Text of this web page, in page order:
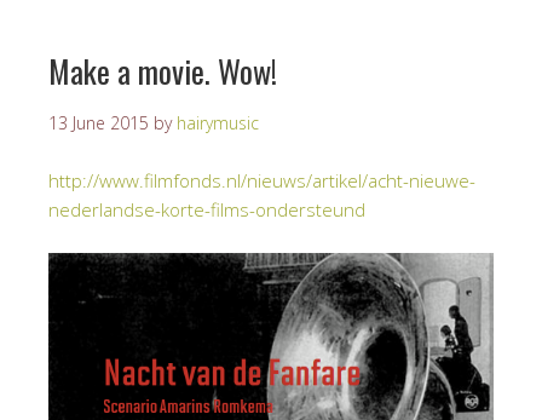
Make a movie. Wow!
13 June 2015 by hairymusic
http://www.filmfonds.nl/nieuws/artikel/acht-nieuwe-
nederlandse-korte-films-ondersteund